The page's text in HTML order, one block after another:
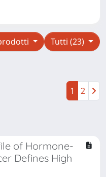
Tutti (23)
1 2
of Hormone-
Defines High